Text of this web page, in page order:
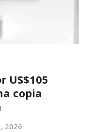
US$105
copia
2026